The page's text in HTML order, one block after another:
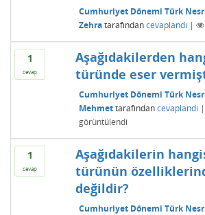
Cumhuriyet Dönemi Türk
Zehra tarafından cevaplandı |
1
cevap
Aşağıdakilerden
türünde eser
Cumhuriyet Dönemi Türk
Mehmet tarafından cevaplandı |
görüntülendi
1
cevap
Aşağıdakilerin
türünün
değildir?
Cumhuriyet Dönemi Türk